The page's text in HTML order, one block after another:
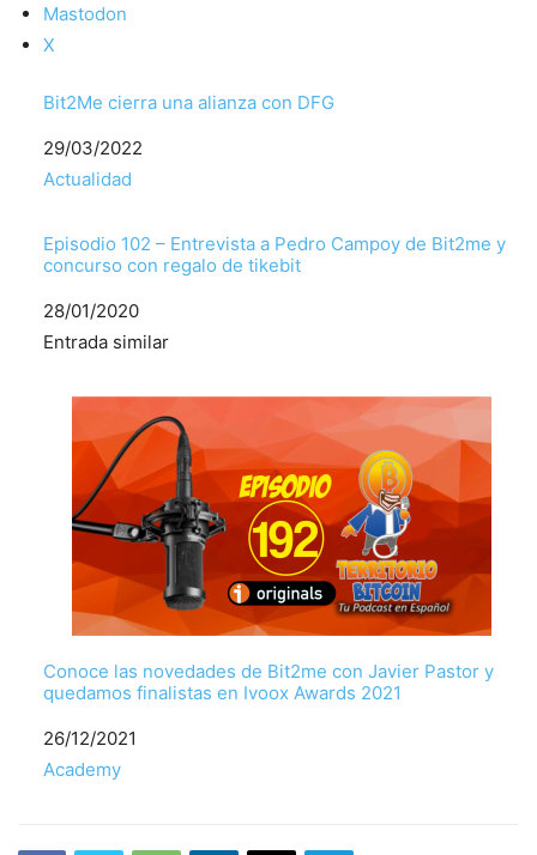
Mastodon
X
Bit2Me cierra una alianza con DFG
Fecha
29/03/2022
Respecto a
Actualidad
Episodio 102 – Entrevista a Pedro Campoy de Bit2me y
concurso con regalo de tikebit
Fecha
28/01/2020
Respecto a
Entrada similar
Conoce las novedades de Bit2me con Javier Pastor y
quedamos finalistas en Ivoox Awards 2021
Fecha
26/12/2021
Respecto a
Academy